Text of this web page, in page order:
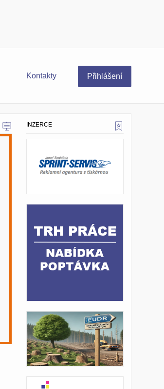
Kontakty Přihlášení
INZERCE